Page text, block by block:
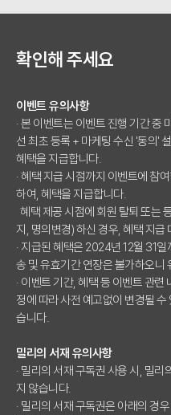
확인해 주세요
이벤트 유의사항
· 본 이벤트는 이벤트 진행 기간 중
선 최초 등록 + 마케팅 수신 '동의'
혜택을 지급합니다.
· 혜택 지급 시점까지 이벤트에 참
하여, 혜택을 지급합니다.
혜택 제공 시점에 회원 탈퇴 또는
지, 명의변경) 하신 경우, 혜택 지급
· 지급된 혜택은 2024년 12월 31
송 및 유효기간 연장은 불가하오니
· 이벤트 기간, 혜택 등 이벤트 관
정에 따라 사전 예고없이 변경될
습니다.
밀리의 서재 유의사항
· 밀리의 서재 구독권 사용 시, 밀리
지 않습니다.
· 밀리의 서재 구독권은 아래의 경